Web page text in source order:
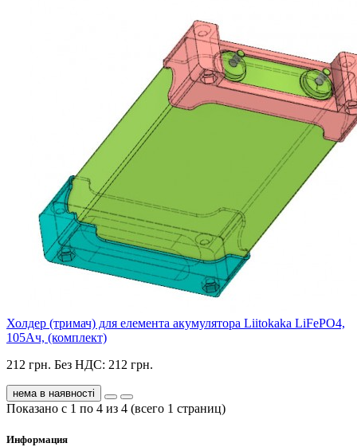
Холдер (тримач) для елемента акумулятора Liitokaka LiFePO4,
105Ач, (комплект)
212 грн. Без НДС: 212 грн.
нема в наявності
Показано с 1 по 4 из 4 (всего 1 страниц)
Информация